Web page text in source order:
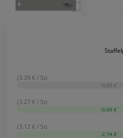
(3.39 € / St)
-0,00 €
(3.27 € / St)
-0,60 €
(3.12 € / St)
-2,74 €